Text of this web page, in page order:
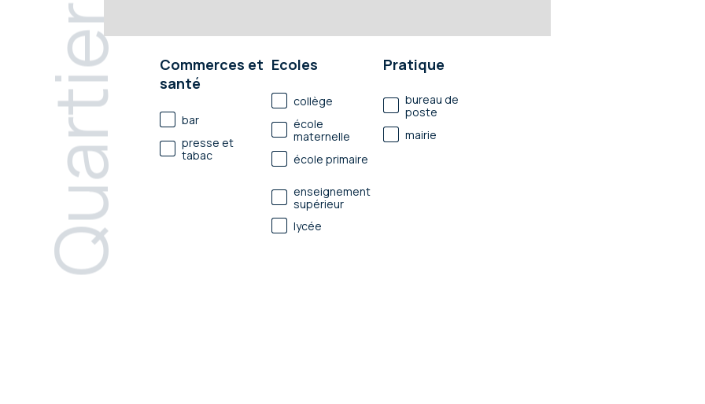
Quartier
Commerces et
santé
bar
presse et
tabac
Ecoles
collège
école
maternelle
école primaire
enseignement
supérieur
lycée
Pratique
bureau de
poste
mairie